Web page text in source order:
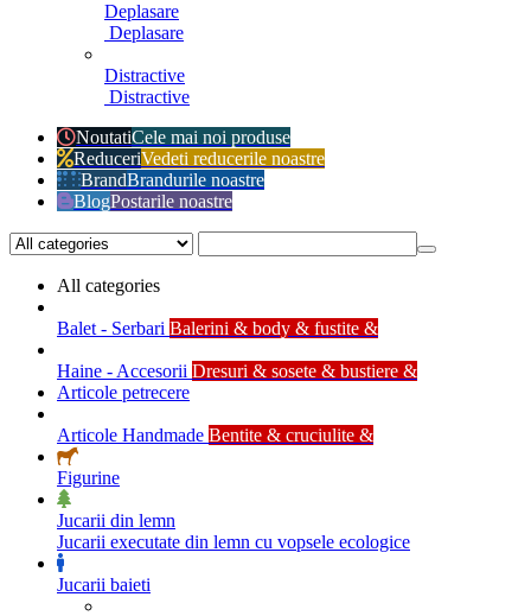
Deplasare
Deplasare
Distractive
Distractive
NoutatiCele mai noi produse
ReduceriVedeti reducerile noastre
BrandBrandurile noastre
BlogPostarile noastre
All categories
Balet - Serbari Balerini & body & fustite &
Haine - Accesorii Dresuri & sosete & bustiere &
Articole petrecere
Articole Handmade Bentite & cruciulite &
Figurine
Jucarii din lemn
Jucarii executate din lemn cu vopsele ecologice
Jucarii baieti